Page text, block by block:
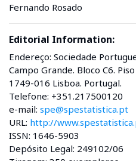
Fernando Rosado
Editorial Information:
Endereço: Sociedade
Campo Grande. Bloco C6. Piso
1749-016 Lisboa. Portugal.
Telefone: +351.217500120
e-mail: spe@spestatistica.pt
URL: http://
ISSN: 1646-5903
Depósito Legal: 249102/06